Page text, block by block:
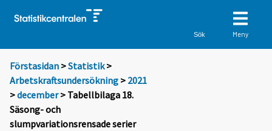
Sök Meny
Förstasidan >Statistik >
Arbetskraftsundersökning > 2021
>december> Tabellbilaga 18.
Säsong- och
slumpvariationsrensade serier